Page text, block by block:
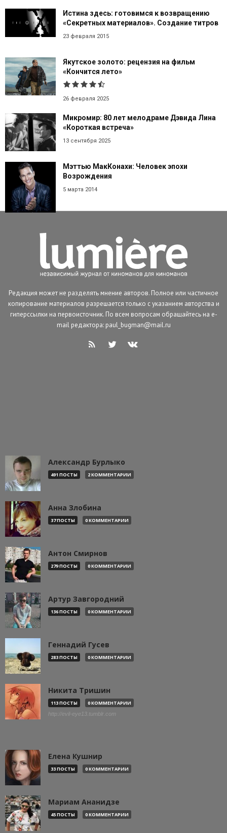
Истина здесь: готовимся к возвращению
«Секретных материалов». Создание титров
23 февраля 2015
Якутское золото: рецензия на фильм
«Кончится лето»
26 февраля 2025
Микромир: 80 лет мелодраме Дэвида Лина
«Короткая встреча»
13 сентября 2025
Мэттью МакКонахи: Человек эпохи
Возрождения
5 марта 2014
Редакция может не разделять мнение авторов. Полное или частичное
копирование материалов разрешается только с указанием авторства и
гиперссылки на первоисточник. По всем вопросам обращайтесь на e-
mail редактора: paul_bugman@mail.ru
Александр Бурлыко
491 ПОСТЫ 2 КОММЕНТАРИИ
Анна Злобина
37 ПОСТЫ 0 КОММЕНТАРИИ
Антон Смирнов
279 ПОСТЫ 0 КОММЕНТАРИИ
Артур Завгородний
136 ПОСТЫ 0 КОММЕНТАРИИ
Геннадий Гусев
283 ПОСТЫ 0 КОММЕНТАРИИ
Никита Тришин
113 ПОСТЫ 0 КОММЕНТАРИИ
http://evil-eye13.tumblr.com
Елена Кушнир
33 ПОСТЫ 0 КОММЕНТАРИИ
Мариам Ананидзе
45 ПОСТЫ 0 КОММЕНТАРИИ